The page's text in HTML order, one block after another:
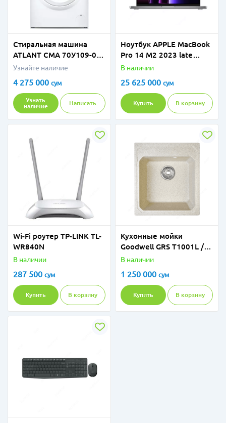
Стиральная машина
ATLANT СМА 70У109-00
7 кг
Узнайте наличие
4 275 000 сум
Узнать
наличие
Написать
Ноутбук APPLE MacBook
Pro 14 М2 2023 late
MPHE3 16GB 512GB
В наличии
25 625 000 сум
Купить В корзину
Wi-Fi роутер TP-LINK TL-
WR840N
В наличии
287 500 сум
Купить В корзину
Кухонные мойки
Goodwell GRS T1001L /
450 Латте
В наличии
1 250 000 сум
Купить В корзину